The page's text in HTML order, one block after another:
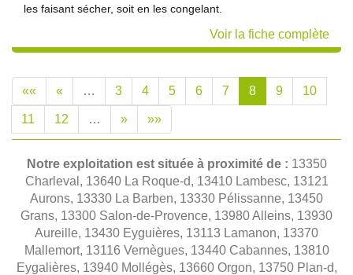
les faisant sécher, soit en les congelant.
Voir la fiche complète
«« « … 3 4 5 6 7 8 9 10
11 12 … » »»
Notre exploitation est située à proximité de : 13350
Charleval, 13640 La Roque-d, 13410 Lambesc, 13121
Aurons, 13330 La Barben, 13330 Pélissanne, 13450
Grans, 13300 Salon-de-Provence, 13980 Alleins, 13930
Aureille, 13430 Eyguières, 13113 Lamanon, 13370
Mallemort, 13116 Vernègues, 13440 Cabannes, 13810
Eygalières, 13940 Mollégès, 13660 Orgon, 13750 Plan-d,